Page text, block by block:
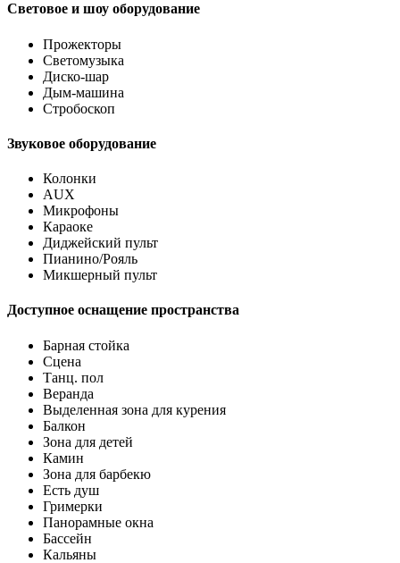
Световое и шоу оборудование
Прожекторы
Светомузыка
Диско-шар
Дым-машина
Стробоскоп
Звуковое оборудование
Колонки
AUX
Микрофоны
Караоке
Диджейский пульт
Пианино/Рояль
Микшерный пульт
Доступное оснащение пространства
Барная стойка
Сцена
Танц. пол
Веранда
Выделенная зона для курения
Балкон
Зона для детей
Камин
Зона для барбекю
Есть душ
Гримерки
Панорамные окна
Бассейн
Кальяны